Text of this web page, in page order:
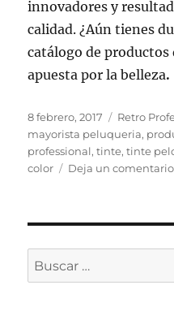
innovadores y
calidad. ¿Aún tienes
catálogo de
apuesta por la belleza.
Publicado
el
8 febrero, 2017 Categorías
Retro
mayorista peluqueria,
professional,tinte,tinte
color
Deja un comentario
Buscar
por: